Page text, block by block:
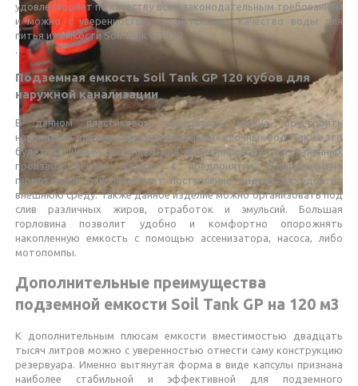
удовлетворяет по качеству всем законодательным требованиям
и можно с уверенностью гарантировать качество воды для
питья из емкости Soil Tank GP 120
.
Подземная емкость Soil Tank GP 120 кубов для
наружной канализации
В данном пластиковом резервуаре можно обустроить
накопитель для ливневых или фекальных сточных вод. Также это
будет отличным решением для аккумулирования загрязненных
производственных стоков с предприятия. Стопроцентно
герметичный бак исключает поступление жидких отходов во
внешнюю среду. Также данное изделие можно организовать под
слив различных жиров, отработок и эмульсий. Большая
горловина позволит удобно и комфортно опорожнять
накопленную емкость с помощью ассенизатора, насоса, либо
мотопомпы.
Дополнительные преимущества
подземной емкости Soil Tank GP на 120 м3
К дополнительным плюсам емкости вместимостью двадцать
тысяч литров можно с уверенностью отнести саму конструкцию
резервуара. Именно вытянутая форма в виде капсулы признана
наиболее стабильной и эффективной для подземного